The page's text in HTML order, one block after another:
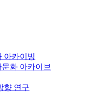
아카이빙
화 아카이브
향 연구